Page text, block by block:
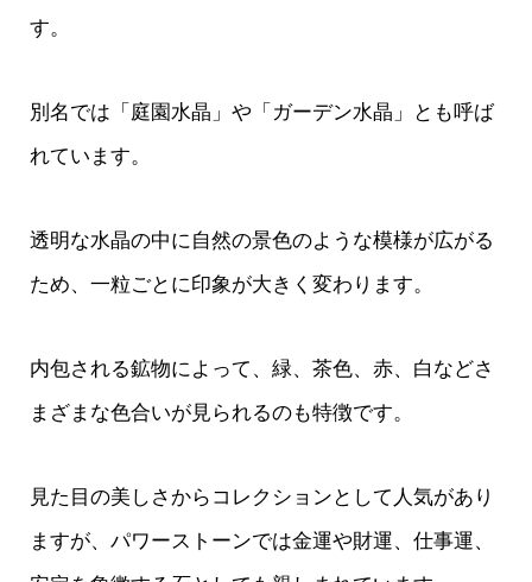
す。
別名では「庭園水晶」や「ガーデン水晶」とも呼ば
れています。
透明な水晶の中に自然の景色のような模様が広がる
ため、一粒ごとに印象が大きく変わります。
内包される鉱物によって、緑、茶色、赤、白などさ
まざまな色合いが見られるのも特徴です。
見た目の美しさからコレクションとして人気があり
ますが、パワーストーンでは金運や財運、仕事運、